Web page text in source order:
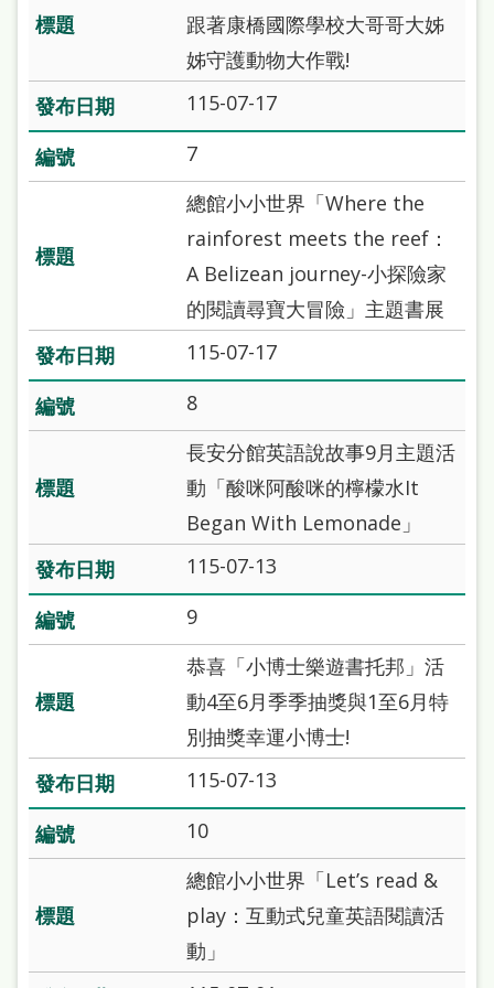
雙
詞
彙
台
系
統
English
本
語
隱
私
及
站
安
全
策
跟著康橋國際學校大哥哥大姊
姊守護動物大作戰!
115-07-17
7
總館小小世界「Where the
rainforest meets the reef：
A Belizean journey-小探險家
的閱讀尋寶大冒險」主題書展
115-07-17
8
長安分館英語說故事9月主題活
動「酸咪阿酸咪的檸檬水It
Began With Lemonade」
115-07-13
9
恭喜「小博士樂遊書托邦」活
動4至6月季季抽獎與1至6月特
別抽獎幸運小博士!
115-07-13
10
總館小小世界「Let’s read &
play：互動式兒童英語閱讀活
動」